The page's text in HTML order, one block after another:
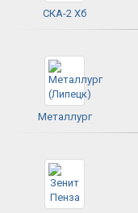
СКА-2 Хб
Металлург